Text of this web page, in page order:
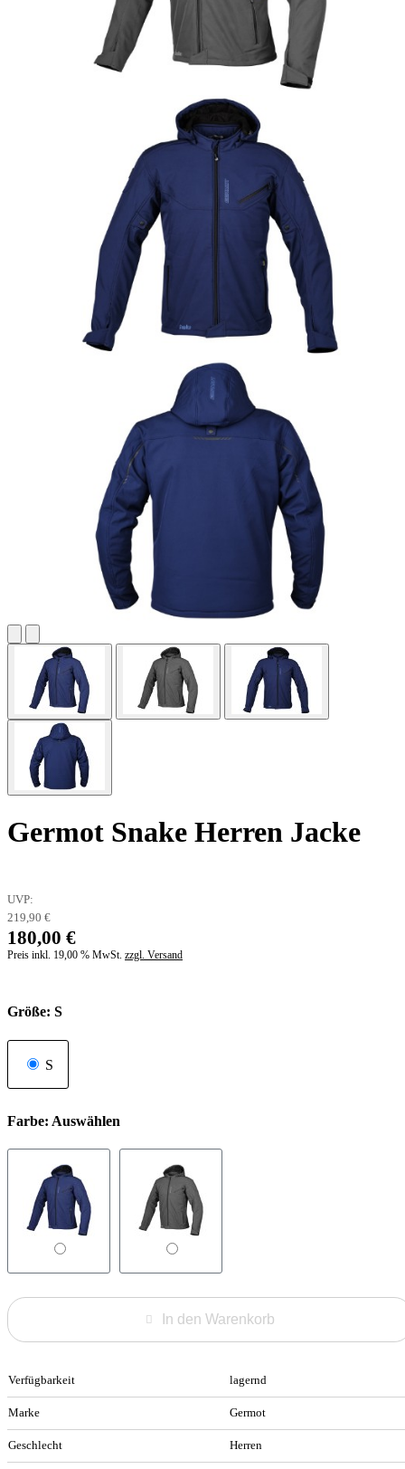
Germot Snake Herren Jacke
UVP:
219,90 €
180,00 €
Preis inkl. 19,00 % MwSt. zzgl. Versand
Größe: S
S
Farbe: Auswählen
In den Warenkorb
Verfügbarkeit lagernd
Marke Germot
Geschlecht Herren